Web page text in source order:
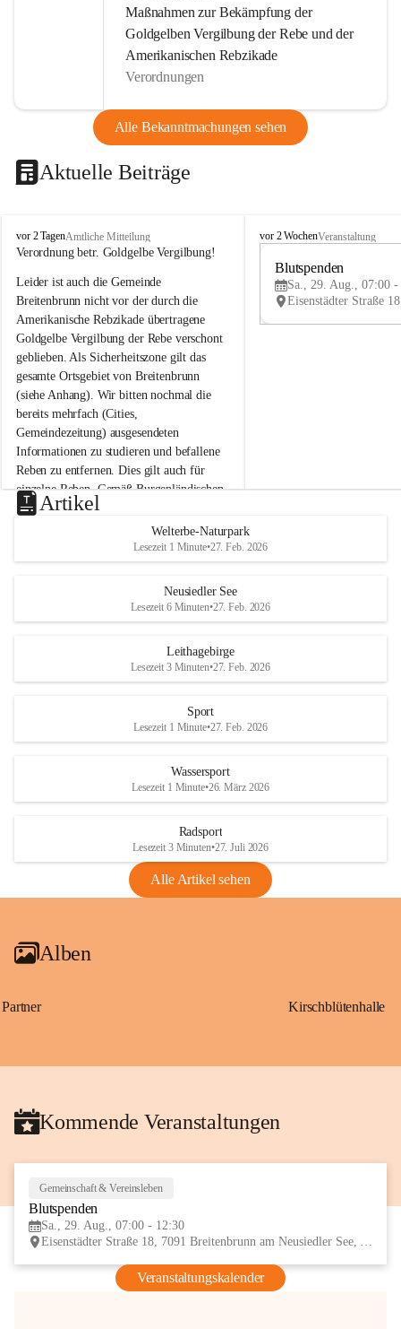
Maßnahmen zur Bekämpfung der
Goldgelben Vergilbung der Rebe und der
Amerikanischen Rebzikade
Verordnungen
Alle Bekanntmachungen sehen
Aktuelle Beiträge
B
r
i
t
e
n
b
r
u
n
n
a
m
N
e
u
s
d
S
vor 2 TagenAmtliche Mitteilung
Verordnung betr. Goldgelbe Vergilbung!
Leider ist auch die Gemeinde
Breitenbrunn nicht vor der durch die
Amerikanische Rebzikade übertragene
Goldgelbe Vergilbung der Rebe verschont
geblieben. Als Sicherheitszone gilt das
gesamte Ortsgebiet von Breitenbrunn
(siehe Anhang). Wir bitten nochmal die
bereits mehrfach (Cities,
Gemeindezeitung) ausgesendeten
Informationen zu studieren und befallene
Reben zu entfernen. Dies gilt auch für
einzelne Reben. Gemäß Burgenländischen
Weinbaugesetz sind nicht gepflegte oder
unzulässige Weingärten zu roden! Bitte
helfen wir zusammen um unsere Winzer
vor den prognostizierten Ernteausfällen
und den daraus folgenden wirtschaftlichen
Maßnahmen zur Bekämpfung
Rebe und der Amerikanischen
Anhang VBl. EU Nr. 18
1 Seite•1,4 MB
VBl. EU Nr. 18_2026
B
e
u
e
d
r
S
vor 2 WochenVeranstaltung
Blutspenden
Sa., 29. Aug., 07:00 -
Artikel
Welterbe-Naturpark
Lesezeit 1 Minute•27. Feb. 2026
Neusiedler See
Lesezeit 6 Minuten•27. Feb. 2026
Leithagebirge
Lesezeit 3 Minuten•27. Feb. 2026
Sport
Lesezeit 1 Minute•27. Feb. 2026
Wassersport
Lesezeit 1 Minute•26. März 2026
Radsport
Lesezeit 3 Minuten•27. Juli 2026
Alle Artikel sehen
Alben
Partner Kirschblütenhalle
Kommende Veranstaltungen
Gemeinschaft & Vereinsleben
Blutspenden
Sa., 29. Aug., 07:00 - 12:30
Eisenstädter Straße 18, 7091 Breitenbrunn am Neusiedler See, AUT
Veranstaltungskalender